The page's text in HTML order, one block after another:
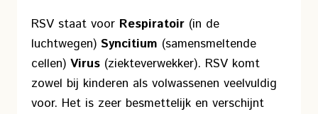
RSV staat voor Respiratoir (in de
luchtwegen) Syncitium (samensmeltende
cellen) Virus (ziekteverwekker). RSV komt
zowel bij kinderen als volwassenen veelvuldig
voor. Het is zeer besmettelijk en verschijnt